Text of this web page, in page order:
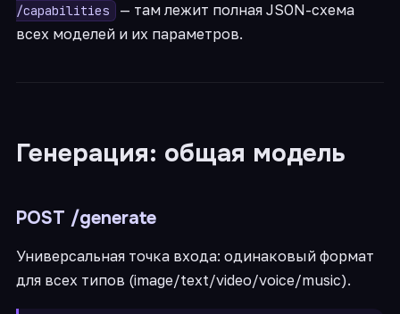
/capabilities
— там лежит полная JSON-схема
всех моделей и их параметров.
Генерация: общая модель
POST /generate
Универсальная точка входа: одинаковый формат
для всех типов (image/text/video/voice/music).